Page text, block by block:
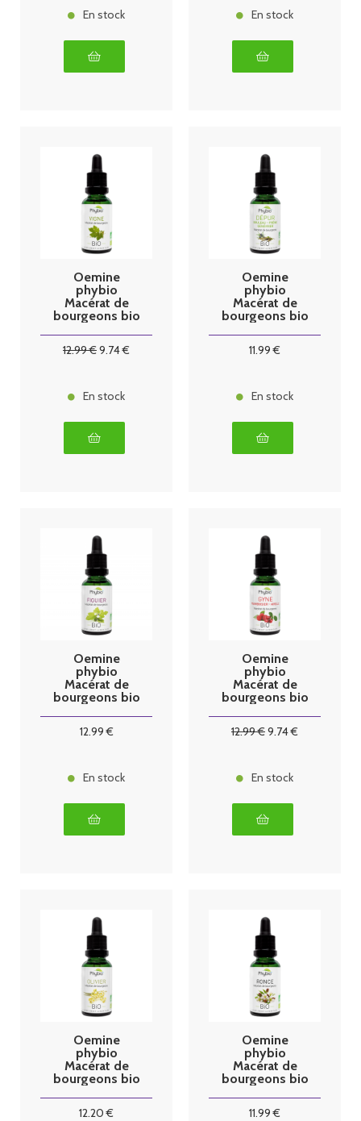
En stock En stock
Oemine
phybio
Macérat de
bourgeons bio
12.99€9.74€
En stock
Oemine
phybio
Macérat de
bourgeons bio
11.99 €
En stock
Oemine
phybio
Macérat de
bourgeons bio
12.99€
En stock
Oemine
phybio
Macérat de
bourgeons bio
12.99€9.74€
En stock
Oemine
phybio
Macérat de
bourgeons bio
12.20 €
Oemine
phybio
Macérat de
bourgeons bio
11.99 €